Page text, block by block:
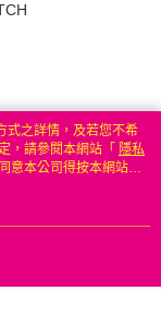
式之詳情，及若您不希
，請參閱本網站「 隱私
意本公司得按本網站使